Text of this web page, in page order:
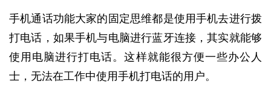
手机通话功能大家的固定思维都是使用手机去进行拨
打电话，如果手机与电脑进行蓝牙连接，其实就能够
使用电脑进行打电话。这样就能很方便一些办公人
士，无法在工作中使用手机打电话的用户。